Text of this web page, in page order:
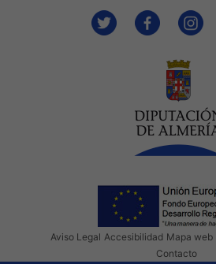
Aviso Legal Accesibilidad Mapa web
Contacto